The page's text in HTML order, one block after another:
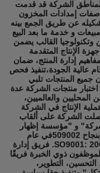
المناطق الشركة قد قدمت
إمدادات المخزون
عن طريق الجمع بينه
و خدمة ما بعد البيع
وتكنولوجيا القالب يضمن
الإنتاج المتقدمة
إدارة المنتج، ضمان
عالية الجودة،تنفيذ فحص
المنتجات تلبي
منتجات الشركة عدة
والعالميين،
الإنتاج في الشركة
الشركة على ألقاب
مثل "مؤسسة متقدمة" "أفضل 100 شركة" و "مؤسسة إظهار
التكنولوجيا" من قبل المقاطعات،و قد اجتازت بنجاح 509002في عام
2010، حصل أيضا على شهادة نظام الجودة SO9001: 2008. فريق إدارة
ذوي الخبرة فريقًا
التطوير،